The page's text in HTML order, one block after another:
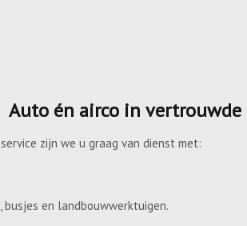
Auto én airco in vertrouwde
zijn we u graag van dienst met:
busjes en landbouwwerktuigen.